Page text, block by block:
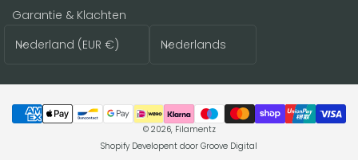
Garantie & Klachten
Nederland (EUR €) Nederlands
Betaalmethoden
© 2026, Filamentz
Shopify Developent door Groove Digital